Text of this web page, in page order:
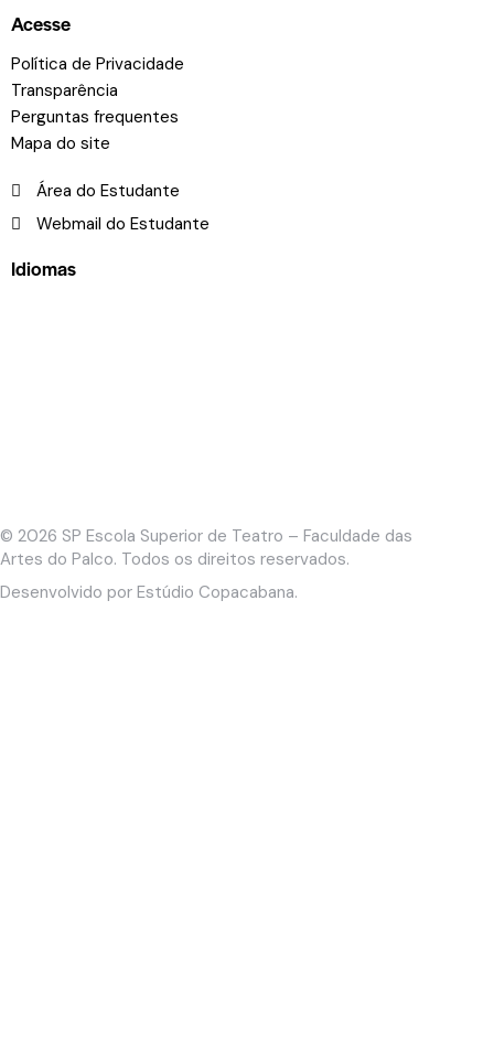
Acesse
Política de Privacidade
Transparência
Perguntas frequentes
Mapa do site
Área do Estudante
Webmail do Estudante
Idiomas
© 2026 SP Escola Superior de Teatro – Faculdade das
Artes do Palco. Todos os direitos reservados.
Desenvolvido por Estúdio Copacabana.